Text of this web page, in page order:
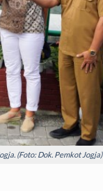
(Foto: Dok. Pemkot Jogja)